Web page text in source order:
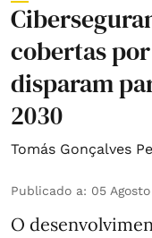
cobertas
disparam
2030
Tomás Gonçalves
Publicado a: 05
O